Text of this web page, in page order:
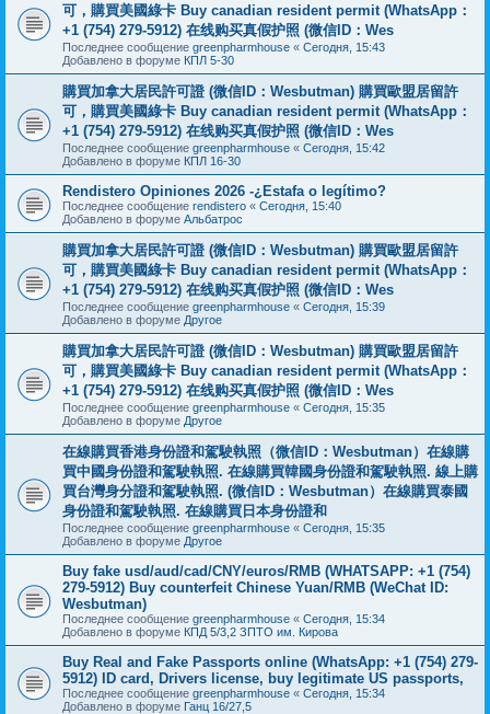
可，購買美國綠卡 Buy canadian resident permit (WhatsApp：
+1 (754) 279-5912) 在线购买真假护照 (微信ID：Wes
Последнее сообщение greenpharmhouse « Сегодня, 15:43
Добавлено в форуме КПЛ 5-30
購買加拿大居民許可證 (微信ID：Wesbutman) 購買歐盟居留許
可，購買美國綠卡 Buy canadian resident permit (WhatsApp：
+1 (754) 279-5912) 在线购买真假护照 (微信ID：Wes
Последнее сообщение greenpharmhouse « Сегодня, 15:42
Добавлено в форуме КПЛ 16-30
Rendistero Opiniones 2026 -¿Estafa o legítimo?
Последнее сообщение rendistero « Сегодня, 15:40
Добавлено в форуме Альбатрос
購買加拿大居民許可證 (微信ID：Wesbutman) 購買歐盟居留許
可，購買美國綠卡 Buy canadian resident permit (WhatsApp：
+1 (754) 279-5912) 在线购买真假护照 (微信ID：Wes
Последнее сообщение greenpharmhouse « Сегодня, 15:39
Добавлено в форуме Другое
購買加拿大居民許可證 (微信ID：Wesbutman) 購買歐盟居留許
可，購買美國綠卡 Buy canadian resident permit (WhatsApp：
+1 (754) 279-5912) 在线购买真假护照 (微信ID：Wes
Последнее сообщение greenpharmhouse « Сегодня, 15:35
Добавлено в форуме Другое
在線購買香港身份證和駕駛執照（微信ID：Wesbutman）在線購
買中國身份證和駕駛執照. 在線購買韓國身份證和駕駛執照. 線上購
買台灣身分證和駕駛執照. (微信ID：Wesbutman）在線購買泰國
身份證和駕駛執照. 在線購買日本身份證和
Последнее сообщение greenpharmhouse « Сегодня, 15:35
Добавлено в форуме Другое
Buy fake usd/aud/cad/CNY/euros/RMB (WHATSAPP: +1 (754)
279-5912) Buy counterfeit Chinese Yuan/RMB (WeChat ID:
Wesbutman)
Последнее сообщение greenpharmhouse « Сегодня, 15:34
Добавлено в форуме КПД 5/3,2 ЗПТО им. Кирова
Buy Real and Fake Passports online (WhatsApp: +1 (754) 279-
5912) ID card, Drivers license, buy legitimate US passports,
Последнее сообщение greenpharmhouse « Сегодня, 15:34
Добавлено в форуме Ганц 16/27,5